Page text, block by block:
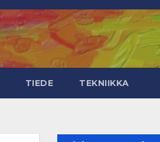
TIEDE TEKNIIKKA